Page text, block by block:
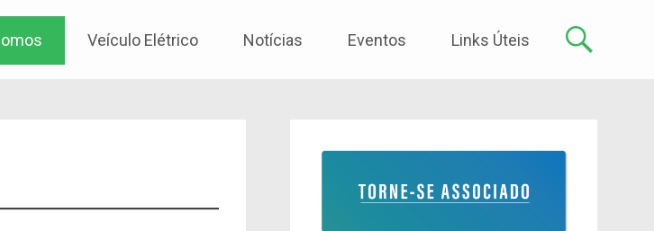
Veículo Elétrico Notícias Eventos Links Úteis